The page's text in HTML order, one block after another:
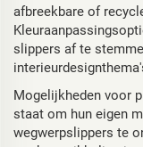
afbreekbare of
slippers af te
Mogelijkheden voor
staat om hun eigen
wegwerpslippers te